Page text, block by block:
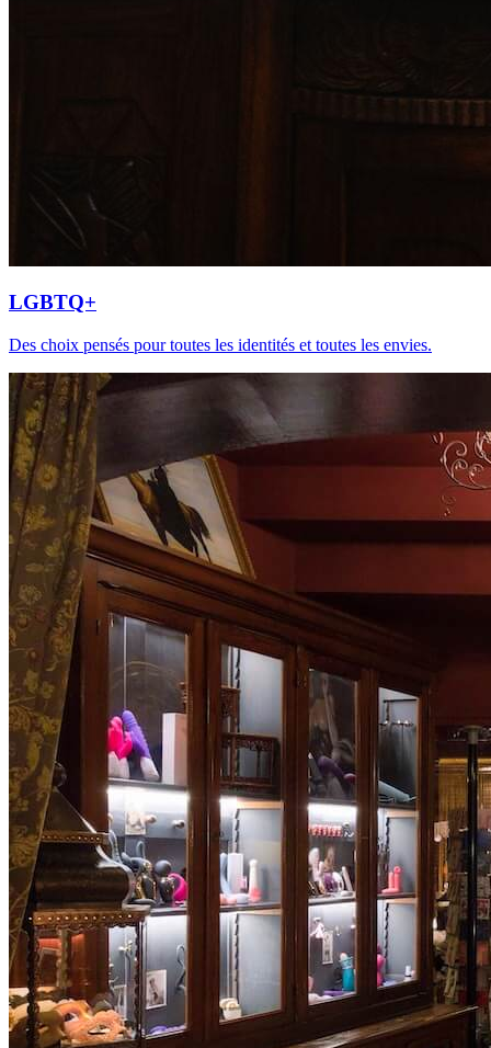
LGBTQ+
Des choix pensés pour toutes les identités et toutes les envies.